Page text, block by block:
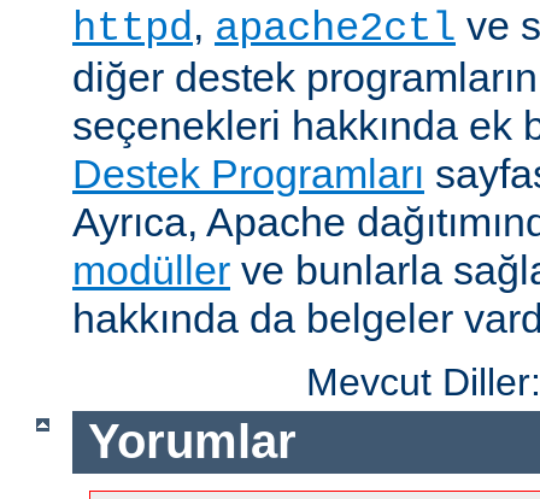
httpd, apache2ctl ve
diğer destek
seçenekleri hakkında ek
Destek Programları
Ayrıca, Apache
modüller ve bunlarla
hakkında da belgeler
Mevcut
Yorumlar